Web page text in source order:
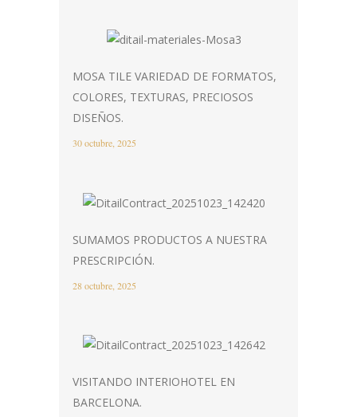
MOSA TILE VARIEDAD DE FORMATOS,
COLORES, TEXTURAS, PRECIOSOS
DISEÑOS.
30 octubre, 2025
SUMAMOS PRODUCTOS A NUESTRA
PRESCRIPCIÓN.
28 octubre, 2025
VISITANDO INTERIOHOTEL EN
BARCELONA.